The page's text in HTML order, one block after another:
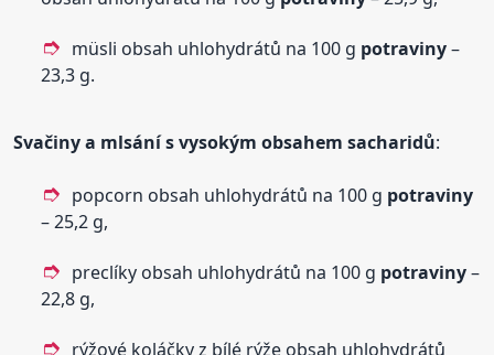
müsli obsah uhlohydrátů na 100 g potraviny–
23,3 g.
Svačiny a mlsání s vysokým obsahem sacharidů:
popcorn obsah uhlohydrátů na 100 g potraviny
– 25,2 g,
preclíky obsah uhlohydrátů na 100 g potraviny–
22,8 g,
rýžové koláčky z bílé rýže obsah uhlohydrátů